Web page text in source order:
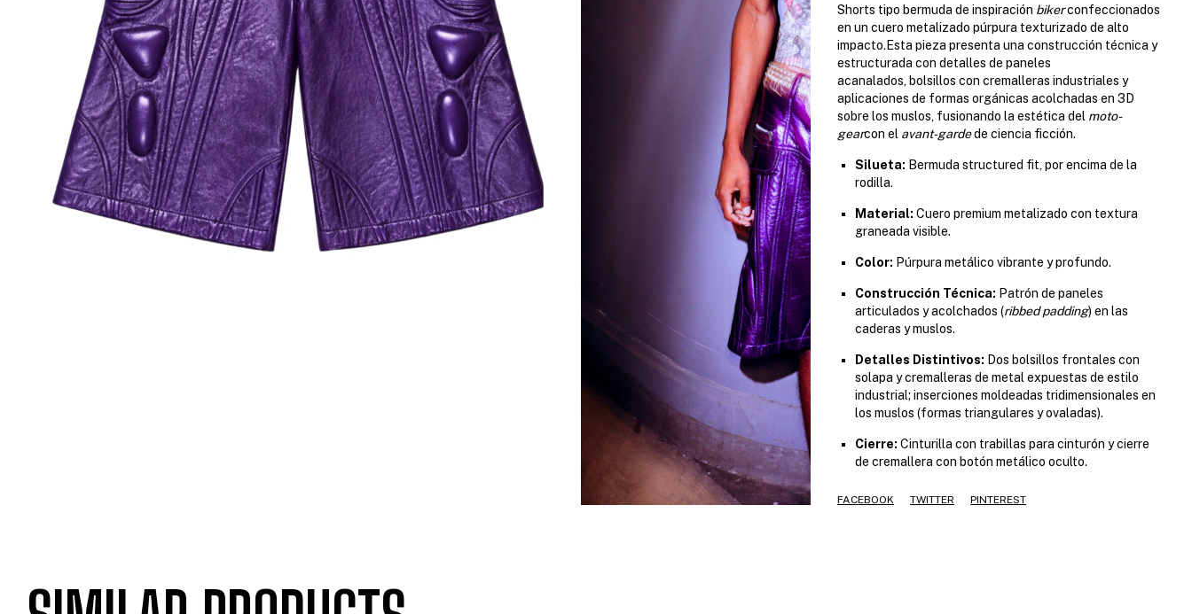
Shorts tipo bermuda de inspiración bikerconfeccionados
en un cuero metalizado púrpura texturizado de alto
impacto. Esta pieza presenta una construcción técnica y
estructurada con detalles de paneles
acanalados, bolsillos con cremalleras industriales y
aplicaciones de formas orgánicas acolchadas en 3D
sobre los muslos, fusionando la estética del moto-
gearcon el avant-gardede ciencia ficción.
Silueta: Bermuda structured fit, por encima de la
rodilla.
Material: Cuero premium metalizado con textura
graneada visible.
Color: Púrpura metálico vibrante y profundo.
Construcción Técnica: Patrón de paneles
articulados y acolchados (ribbed padding) en las
caderas y muslos.
Detalles Distintivos: Dos bolsillos frontales con
solapa y cremalleras de metal expuestas de estilo
industrial; inserciones moldeadas tridimensionales en
los muslos (formas triangulares y ovaladas).
Cierre: Cinturilla con trabillas para cinturón y cierre
de cremallera con botón metálico oculto.
FACEBOOK TWITTER PINTEREST